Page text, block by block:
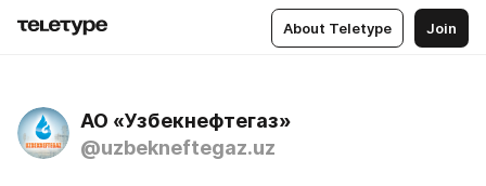
About Teletype Join
АО «Узбекнефтегаз»
@uzbekneftegaz.uz